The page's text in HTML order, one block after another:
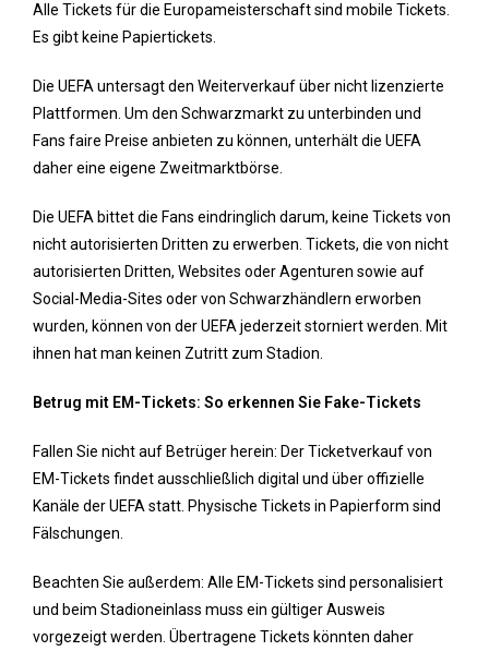
Alle Tickets für die Europameisterschaft sind mobile Tickets.
Es gibt keine Papiertickets.
Die UEFA untersagt den Weiterverkauf über nicht lizenzierte
Plattformen. Um den Schwarzmarkt zu unterbinden und
Fans faire Preise anbieten zu können, unterhält die UEFA
daher eine eigene Zweitmarktbörse.
Die UEFA bittet die Fans eindringlich darum, keine Tickets von
nicht autorisierten Dritten zu erwerben. Tickets, die von nicht
autorisierten Dritten, Websites oder Agenturen sowie auf
Social-Media-Sites oder von Schwarzhändlern erworben
wurden, können von der UEFA jederzeit storniert werden. Mit
ihnen hat man keinen Zutritt zum Stadion.
Betrug mit EM-Tickets: So erkennen Sie Fake-Tickets
Fallen Sie nicht auf Betrüger herein: Der Ticketverkauf von
EM-Tickets findet ausschließlich digital und über offizielle
Kanäle der UEFA statt. Physische Tickets in Papierform sind
Fälschungen.
Beachten Sie außerdem: Alle EM-Tickets sind personalisiert
und beim Stadioneinlass muss ein gültiger Ausweis
vorgezeigt werden. Übertragene Tickets könnten daher